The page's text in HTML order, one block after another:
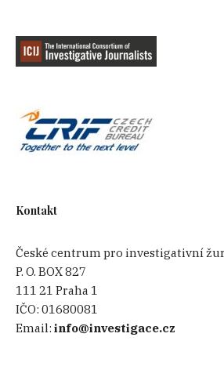
Kontakt
České centrum pro investigativní
P. O. BOX 827
111 21 Praha 1
IČO:01680081
Email:info@investigace.cz